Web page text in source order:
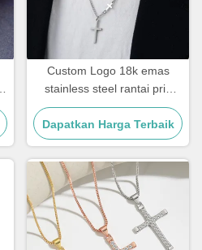
Custom Logo 18k emas
stainless steel rantai pria
Perhiasan Cross Pendant
Rantai
Dapatkan Harga Terbaik